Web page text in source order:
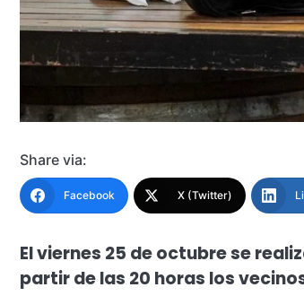
Share via:
Facebook X (Twitter)
El viernes 25 de octubre se
partir de las 20 horas los